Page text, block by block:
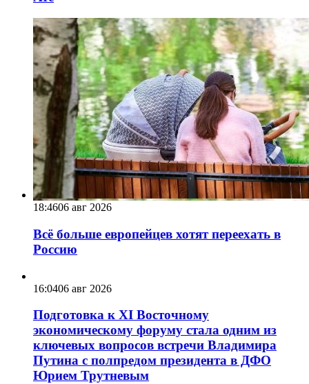
18:4606 авг 2026
Всё больше европейцев хотят переехать в
Россию
16:0406 авг 2026
Подготовка к XI Восточному
экономическому форуму стала одним из
ключевых вопросов встречи Владимира
Путина с полпредом президента в ДФО
Юрием Трутневым